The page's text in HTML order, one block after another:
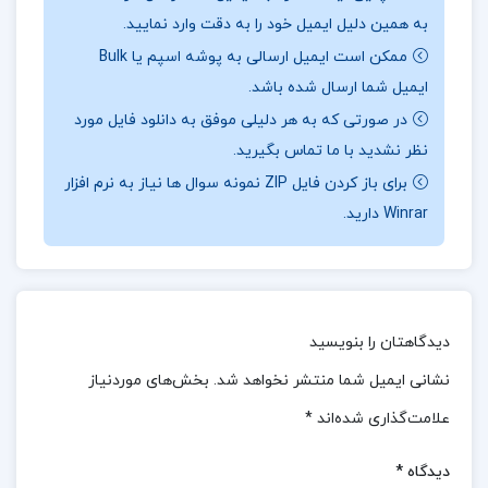
نقد و بررسی کتاب ورزش برای کودکان و نونهالان
ابوالفضل فراهانی:
این کتاب به طور جامع به تحلیل و بررسی مفهوم بازی و
اصول اساسی مرتبط با آن پرداخته و اهمیت بازی را در
رشد و تکامل کودکان برجسته می‌سازد.نویسنده ضمن
تشریح مفاهیم و کلیات بازی، به فواید گسترده‌ای که
بازی‌های گوناگون در جنبه‌های مختلف رشد جسمی، ذهنی
و عاطفی کودکان دارند، می‌پردازد.در این اثر، بازی‌ها به
گرفته و تاثیرات آن بر خلاقیت، تمرکز و مهارت‌های
اجتماعی کودکان برجسته می‌شود.
نظرات کلی کاربران در مورد کتاب ورزش برای کودکان و
نونهالان ابوالفضل فراهانی:
به همین دلیل ایمیل خود را به دقت وارد نمایید.
ممکن است ایمیل ارسالی به پوشه اسپم یا Bulk
ایمیل شما ارسال شده باشد.
در صورتی که به هر دلیلی موفق به دانلود فایل مورد
نظر نشدید با ما تماس بگیرید.
برای باز کردن فایل ZIP نمونه سوال ها نیاز به نرم افزار
Winrar دارید.
دیدگاهتان را بنویسید
نشانی ایمیل شما منتشر نخواهد شد. بخش‌های موردنیاز
علامت‌گذاری شده‌اند *
دیدگاه *